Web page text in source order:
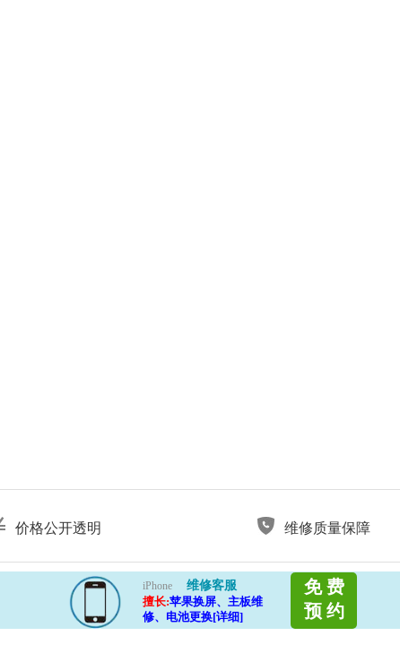
价格公开透明 维修质量保障
iPhone
维修客服
擅长:苹果换屏、主板维
修、电池更换[详细]
免 费
预 约